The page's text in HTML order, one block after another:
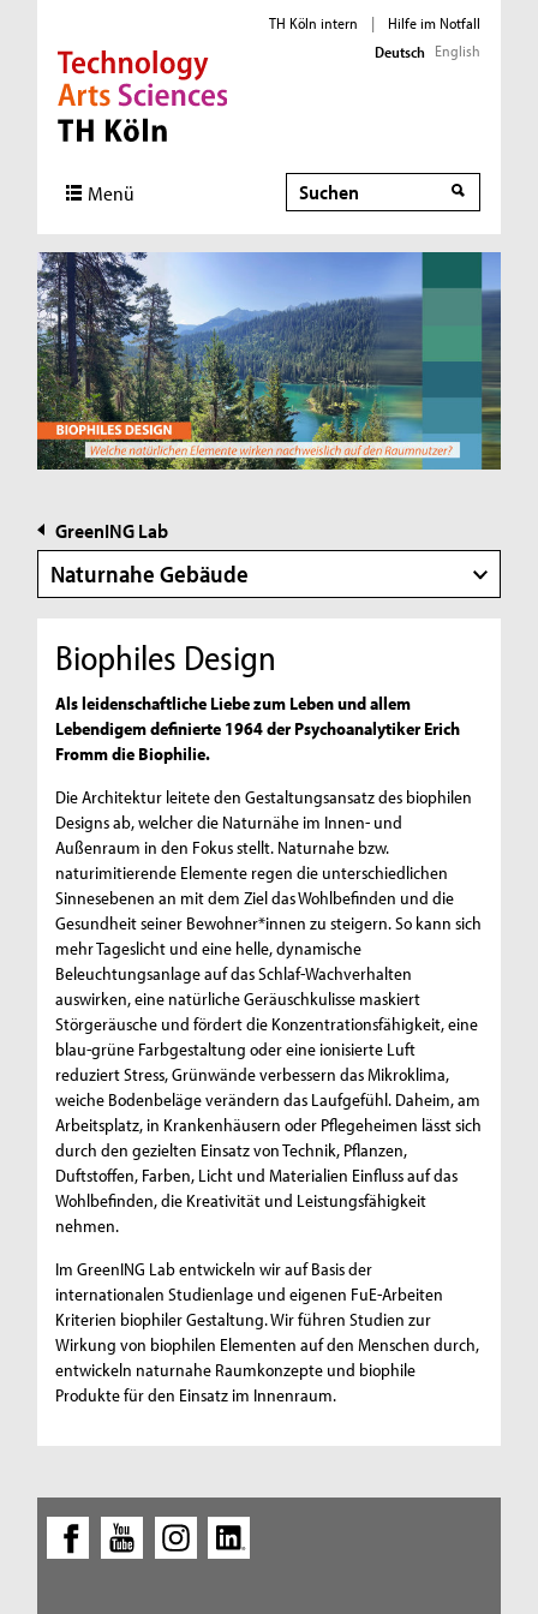
Direkt zur Hauptnavigation
Direkt zur Subnavigation
Direkt zum Inhalt
Direkt zum Fußbereich
TH Köln intern |
Hilfe im Notfall
Deutsch English
Menü Suche
Suche
GreenING Lab
Naturnahe Gebäude
Biophiles Design
Als leidenschaftliche Liebe zum Leben und allem
Lebendigem definierte 1964 der Psychoanalytiker Erich
Fromm die Biophilie.
Die Architektur leitete den Gestaltungsansatz des biophilen
Designs ab, welcher die Naturnähe im Innen- und
Außenraum in den Fokus stellt. Naturnahe bzw.
naturimitierende Elemente regen die unterschiedlichen
Sinnesebenen an mit dem Ziel das Wohlbefinden und die
Gesundheit seiner Bewohner*innen zu steigern. So kann sich
mehr Tageslicht und eine helle, dynamische
Beleuchtungsanlage auf das Schlaf-Wachverhalten
auswirken, eine natürliche Geräuschkulisse maskiert
Störgeräusche und fördert die Konzentrationsfähigkeit, eine
blau-grüne Farbgestaltung oder eine ionisierte Luft
reduziert Stress, Grünwände verbessern das Mikroklima,
weiche Bodenbeläge verändern das Laufgefühl. Daheim, am
Arbeitsplatz, in Krankenhäusern oder Pflegeheimen lässt sich
durch den gezielten Einsatz von Technik, Pflanzen,
Duftstoffen, Farben, Licht und Materialien Einfluss auf das
Wohlbefinden, die Kreativität und Leistungsfähigkeit
nehmen.
Im GreenING Lab entwickeln wir auf Basis der
internationalen Studienlage und eigenen FuE-Arbeiten
Kriterien biophiler Gestaltung. Wir führen Studien zur
Wirkung von biophilen Elementen auf den Menschen durch,
entwickeln naturnahe Raumkonzepte und biophile
Produkte für den Einsatz im Innenraum.